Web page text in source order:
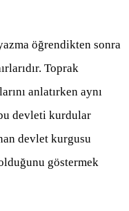
öğrendikten sonra
Toprak
anlatırken aynı
devleti kurdular
devlet kurgusu
göstermek